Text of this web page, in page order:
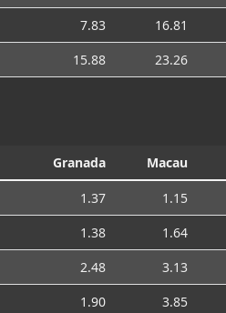
7.83 16.81
15.88 23.26
Granada Macau
1.37 1.15
1.38 1.64
2.48 3.13
1.90 3.85